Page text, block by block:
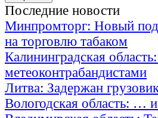
Последние новости
Минпромторг: Новый
на торговлю табаком
Калининградская
метеоконтрабандистами
Литва: Задержан
Вологодская область: …